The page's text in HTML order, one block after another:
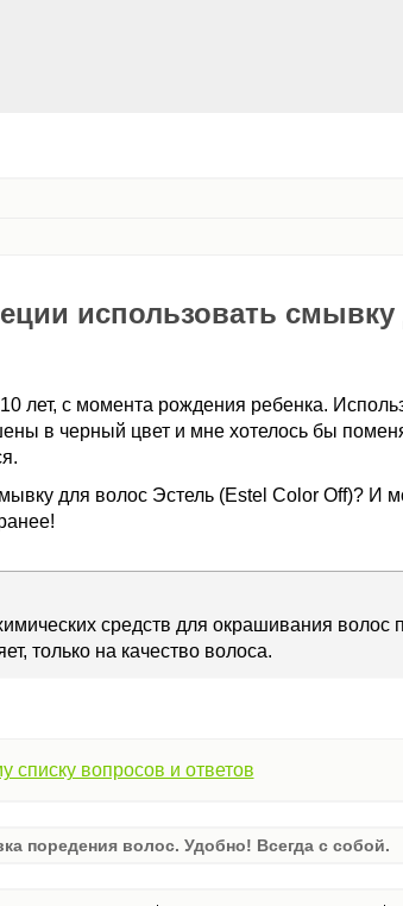
использовать смывку
лет, с момента рождения ребенка.
в черный цвет и мне хотелось бы
для волос Эстель (Estel Color Off)? И
средств для окрашивания волос
только на качество волоса.
списку вопросов и ответов
поредения волос. Удобно! Всегда с собой.